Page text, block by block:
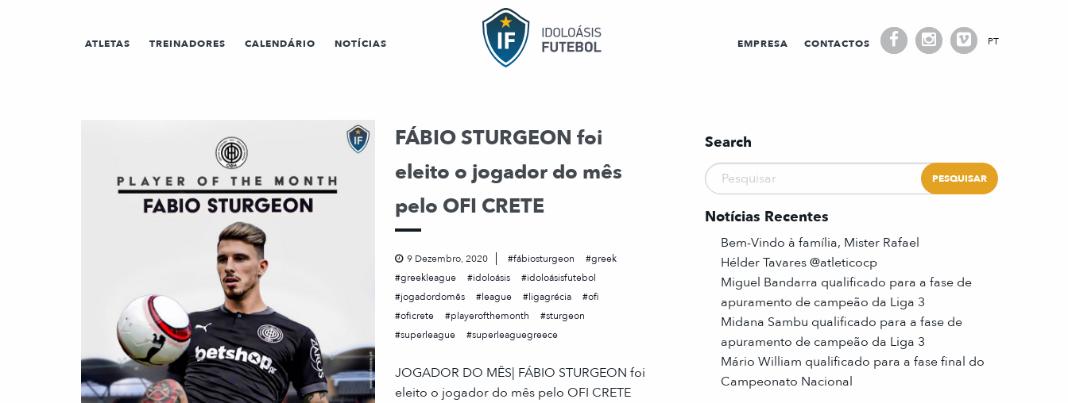
ATLETAS TREINADORES CALENDÁRIO NOTÍCIAS EMPRESA CONTACTOS PT
FÁBIO STURGEON foi
eleito o jogador do mês
pelo OFI CRETE
9 Dezembro, 2020 fábiosturgeon
greek
greekleague
idoloásis
idoloásisfutebol
jogadordomês
league ligagrécia
ofi
oficrete
playerofthemonth
sturgeon
superleague
superleaguegreece
JOGADOR DO MÊS| FÁBIO STURGEON foi
eleito o jogador do mês pelo OFI CRETE
Search
Notícias Recentes
Bem-Vindo à família, Mister Rafael
Hélder Tavares @atleticocp
Miguel Bandarra qualificado para a fase de
apuramento de campeão da Liga 3
Midana Sambu qualificado para a fase de
apuramento de campeão da Liga 3
Mário William qualificado para a fase final do
Campeonato Nacional